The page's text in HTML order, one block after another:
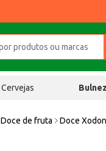
Cervejas Bulnez
Doce de fruta Doce